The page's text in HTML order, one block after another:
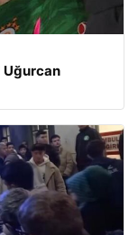
Uğurcan